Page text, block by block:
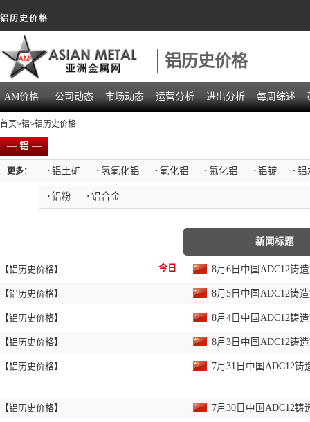
铝历史价格
铝历史价格
AM价格 公司动态 市场动态 运营分析 进出分析 每周综述
首页>铝>铝历史价格
—铝—
更多： · 铝土矿 · 氢氧化铝 · 氧化铝 · 氟化铝 · 铝锭 · 铝
· 铝粉 · 铝合金
【铝历史价格】 今日
【铝历史价格】
【铝历史价格】
【铝历史价格】
【铝历史价格】
【铝历史价格】
新闻标题
8月6日中国ADC12铸
8月5日中国ADC12铸
8月4日中国ADC12铸
8月3日中国ADC12铸
7月31日中国ADC12
7月30日中国ADC12